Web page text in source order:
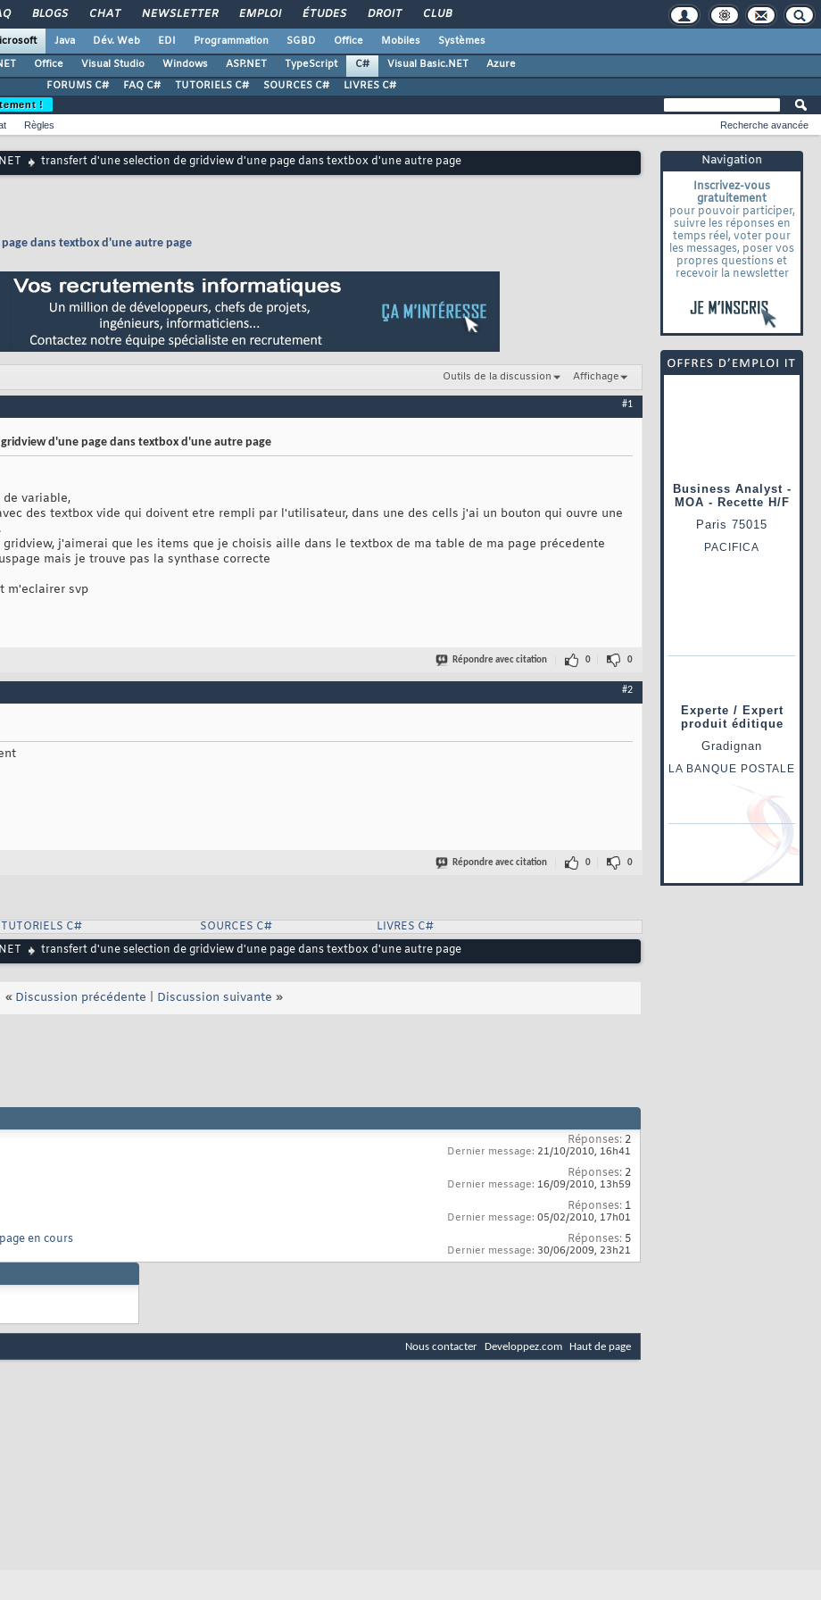
BLOGS CHAT NEWSLETTER EMPLOI ÉTUDES DROIT CLUB
Java Dév. Web EDI Programmation SGBD Office Mobiles
Systèmes
Office Visual Studio Windows ASP.NET TypeScript C# Visual Basic.NET
Azure
FORUMS C#
FAQ C# TUTORIELS C# SOURCES C# LIVRES C#
Navigation
Inscrivez-vous
gratuitement
pour pouvoir participer,
suivre les réponses en
temps réel, voter pour
les messages, poser vos
propres questions et
recevoir la newsletter
!
Règles Recherche avancée
transfert d'une selection de gridview d'une page dans textbox d'une autre page
dans textbox d'une autre page
Outils de la discussion Affichage
#1
d'une page dans textbox d'une autre page
variable,
des textbox vide qui doivent etre rempli par l'utilisateur, dans une des cells j'ai un bouton qui ouvre une
j'aimerai que les items que je choisis aille dans le textbox de ma table de ma page précedente
mais je trouve pas la synthase correcte
m'eclairer svp
Répondre avec citation 0 0
#2
Répondre avec citation 0 0
TUTORIELS C# SOURCES C#
LIVRES C#
transfert d'une selection de gridview d'une page dans textbox d'une autre page
« Discussion précédente Discussion suivante »
Réponses: 2
Dernier message: 21/10/2010, 16h41
Réponses: 2
Dernier message: 16/09/2010, 13h59
Réponses: 1
Dernier message: 05/02/2010, 17h01
en cours Réponses: 5
Dernier message: 30/06/2009, 23h21
Nous contacter Developpez.com Haut de page